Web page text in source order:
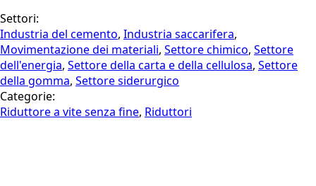
Settori:
Industria del cemento, Industria saccarifera,
Movimentazione dei materiali, Settore chimico, Settore
dell'energia, Settore della carta e della cellulosa, Settore
della gomma, Settore siderurgico
Categorie:
Riduttore a vite senza fine, Riduttori